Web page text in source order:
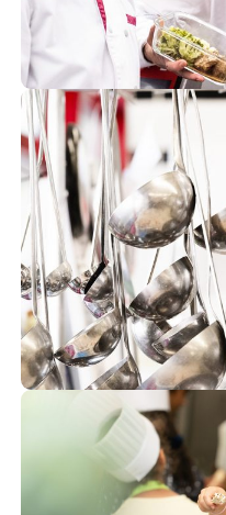
Circuits-
Convives